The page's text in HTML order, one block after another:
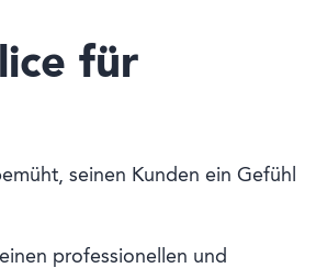
für
seinen Kunden ein Gefühl
professionellen und